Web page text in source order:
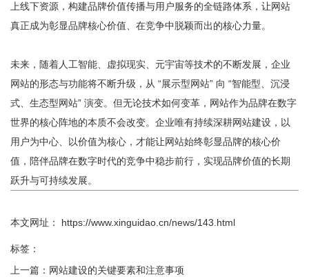
上线下资源，构建品牌价值传播与用户服务的全链路体系，让网站
真正成为彰显品牌核心价值、在竞争中脱颖而出的核心力量。
未来，随着人工智能、虚拟现实、元宇宙等技术的不断发展，企业
网站的形态与功能将不断升级，从 “展示型网站” 向 “智能型、沉浸
式、生态型网站” 演变。但无论技术如何变革，网站作为品牌在数字
世界的核心阵地的本质不会改变。企业唯有持续深耕网站建设，以
用户为中心、以价值为核心，才能让网站始终彰显品牌的核心价
值，陪伴品牌在数字时代的竞争中稳步前行，实现品牌价值的长期
跃升与可持续发展。
本文网址： https://www.xinguidao.cn/news/143.html
标签：
上一篇： 网站建设的关键要素和注意事项